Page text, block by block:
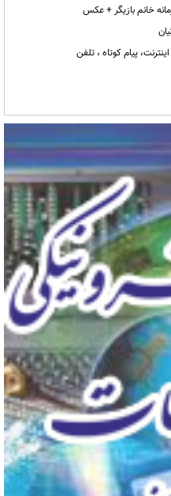
خانم بازیگر + عکس
پیام کوتاه ، تلفن